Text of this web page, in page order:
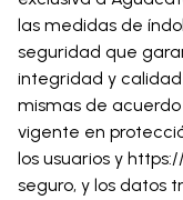
las medidas de
seguridad que
integridad y
mismas de
vigente en
los usuarios y
seguro, y los datos